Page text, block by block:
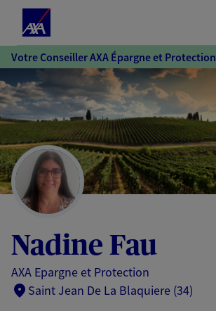
Accéder
au
contenu
principal
Accéder
au
pied
de
page
Votre Conseiller AXA Épargne et Protection
Nadine Fau
AXA Epargne et Protection
Saint Jean De La Blaquiere (34)